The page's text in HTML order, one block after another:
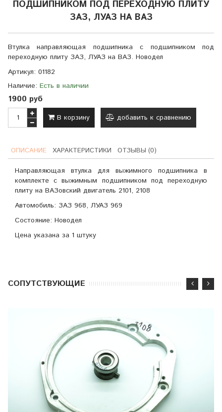
ПОДШИПНИКОМ ПОД ПЕРЕХОДНУЮ ПЛИТУ
ЗАЗ, ЛУАЗ НА ВАЗ
Втулка направляющая подшипника c подшипником под
переходную плиту ЗАЗ, ЛУАЗ на ВАЗ. Новодел
Артикул: 01182
Наличие: Есть в наличии
1900 руб
В корзину добавить к сравнению
ОПИСАНИЕ ХАРАКТЕРИСТИКИ ОТЗЫВЫ (0)
Направляющая втулка для выжимного подшипника в
комплекте с выжимным подшипником под переходную
плиту на ВАЗовский двигатель 2101, 2108
Автомобиль: ЗАЗ 968, ЛУАЗ 969
Состояние: Новодел
Цена указана за 1 штуку
CОПУТСТВУЮЩИЕ